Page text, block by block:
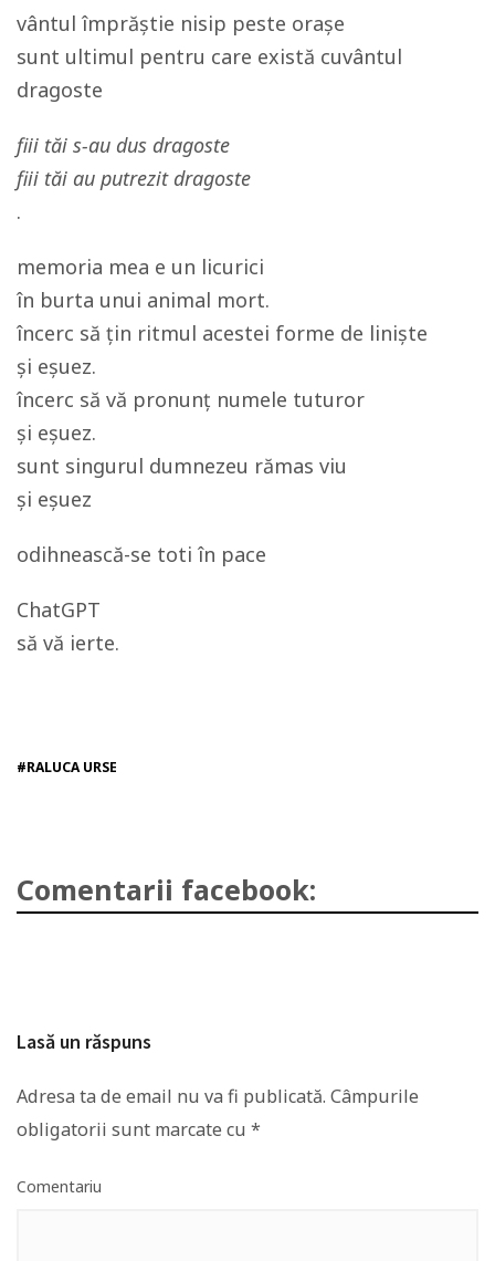
vântul împrăștie nisip peste orașe
sunt ultimul pentru care există cuvântul
dragoste
fiii tăi s-au dus dragoste
fiii tăi au putrezit dragoste
.
memoria mea e un licurici
în burta unui animal mort.
încerc să țin ritmul acestei forme de liniște
și eșuez.
încerc să vă pronunț numele tuturor
și eșuez.
sunt singurul dumnezeu rămas viu
și eșuez
odihnească-se toti în pace
ChatGPT
să vă ierte.
#RALUCA URSE
Comentarii facebook:
Lasă un răspuns
Adresa ta de email nu va fi publicată. Câmpurile
obligatorii sunt marcate cu *
Comentariu